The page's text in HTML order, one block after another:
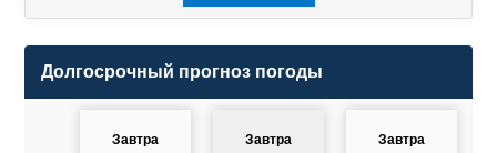
Долгосрочный прогноз погоды
Завтра
Завтра
Завтра